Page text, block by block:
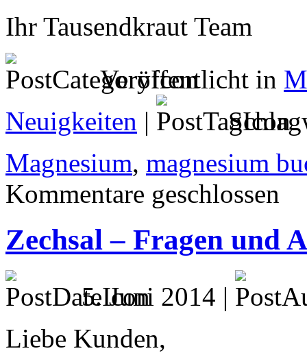
Ihr Tausendkraut Team
Veröffentlicht in
Neuigkeiten |
Magnesium, magnesium
Kommentare geschlossen
Zechsal – Fragen und
5. Juni 2014 |
Liebe Kunden,